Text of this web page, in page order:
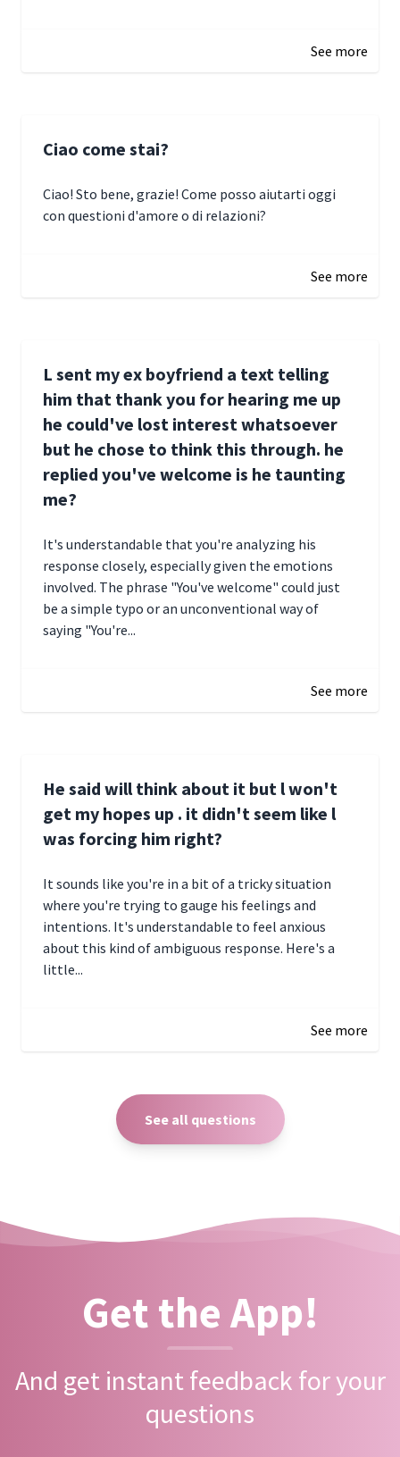
See more
Ciao come stai?
Ciao! Sto bene, grazie! Come posso aiutarti oggi
con questioni d'amore o di relazioni?
See more
L sent my ex boyfriend a text telling
him that thank you for hearing me up
he could've lost interest whatsoever
but he chose to think this through. he
replied you've welcome is he taunting
me?
It's understandable that you're analyzing his
response closely, especially given the emotions
involved. The phrase "You've welcome" could just
be a simple typo or an unconventional way of
saying "You're...
See more
He said will think about it but l won't
get my hopes up . it didn't seem like l
was forcing him right?
It sounds like you're in a bit of a tricky situation
where you're trying to gauge his feelings and
intentions. It's understandable to feel anxious
about this kind of ambiguous response. Here's a
little...
See more
See all questions
Get the App!
And get instant feedback for your
questions